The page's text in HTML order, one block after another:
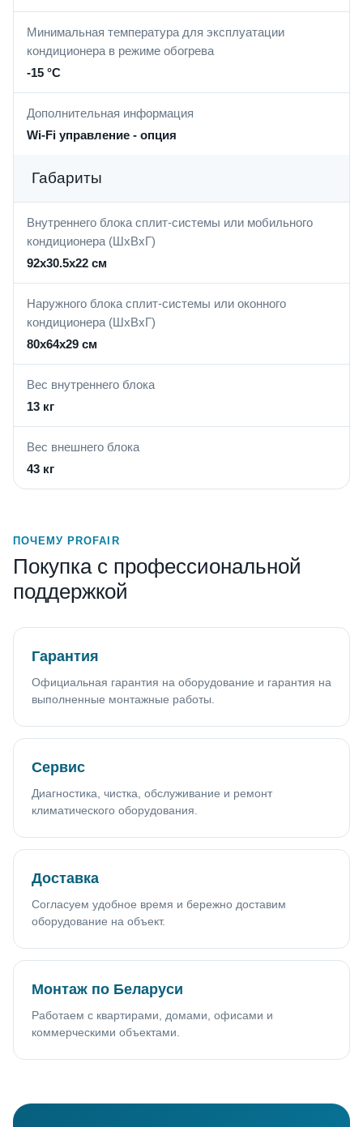
Минимальная температура для эксплуатации
кондиционера в режиме обогрева
-15 °С
Дополнительная информация
Wi-Fi управление - опция
Габариты
Внутреннего блока сплит-системы или мобильного
кондиционера (ШxВxГ)
92x30.5x22 см
Наружного блока сплит-системы или оконного
кондиционера (ШxВxГ)
80x64x29 см
Вес внутреннего блока
13 кг
Вес внешнего блока
43 кг
ПОЧЕМУ PROFAIR
Покупка с профессиональной
поддержкой
Гарантия
Официальная гарантия на оборудование и гарантия на
выполненные монтажные работы.
Сервис
Диагностика, чистка, обслуживание и ремонт
климатического оборудования.
Доставка
Согласуем удобное время и бережно доставим
оборудование на объект.
Монтаж по Беларуси
Работаем с квартирами, домами, офисами и
коммерческими объектами.